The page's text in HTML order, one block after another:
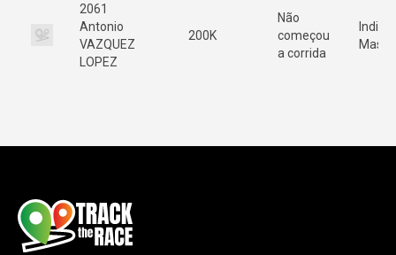
2061
Antonio
VAZQUEZ
LOPEZ
200K
Não
começou
a corrida